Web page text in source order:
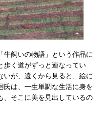
飼いの物語」という作品に
歩く道がずっと連なってい
いが、遠くから見ると、絵に
氏は、一生単調な生活に身を
、そこに美を見出しているの